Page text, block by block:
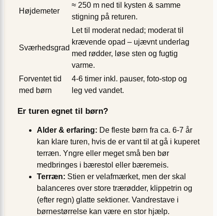
Højdemeter
≈ 250 m ned til kysten & samme
stigning på returen.
Sværhedsgrad
Let til moderat nedad; moderat til
krævende opad – ujævnt underlag
med rødder, løse sten og fugtig
varme.
Forventet tid
med børn
4-6 timer inkl. pauser, foto-stop og
leg ved vandet.
Er turen egnet til børn?
Alder & erfaring: De fleste børn fra ca. 6-7 år
kan klare turen, hvis de er vant til at gå i kuperet
terræn. Yngre eller meget små ben bør
medbringes i bærestol eller bæremeis.
Terræn: Stien er velafmærket, men der skal
balanceres over store trærødder, klippetrin og
(efter regn) glatte sektioner. Vandrestave i
børnestørrelse kan være en stor hjælp.